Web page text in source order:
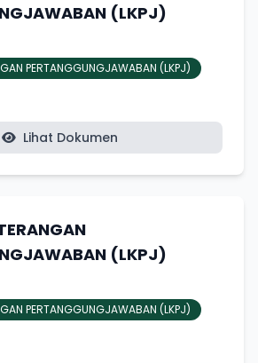
(LKPJ)
PERTANGGUNGJAWABAN (LKPJ)
Lihat Dokumen
(LKPJ)
PERTANGGUNGJAWABAN (LKPJ)